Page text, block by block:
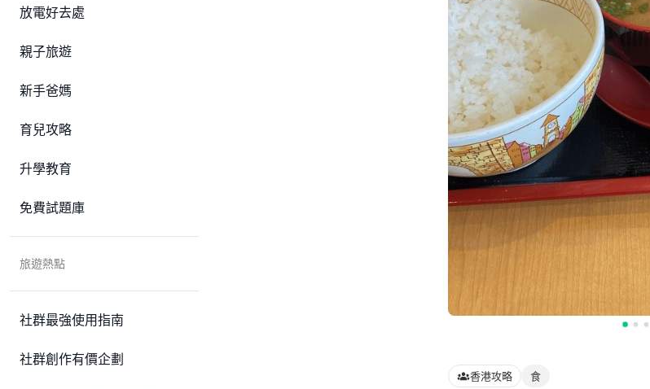
放電好去處
親子旅遊
新手爸媽
育兒攻略
升學教育
免費試題庫
旅遊熱點
社群最強使用指南
社群創作有價企劃
香港攻略 食